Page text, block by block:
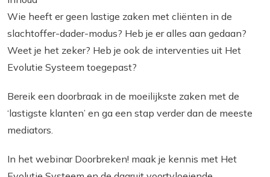
Wie heeft er geen lastige zaken met cliënten in de
slachtoffer-dader-modus? Heb je er alles aan gedaan?
Weet je het zeker? Heb je ook de interventies uit Het
Evolutie Systeem toegepast?
Bereik een doorbraak in de moeilijkste zaken met de
‘lastigste klanten’ en ga een stap verder dan de meeste
mediators.
In het webinar Doorbreken! maak je kennis met Het